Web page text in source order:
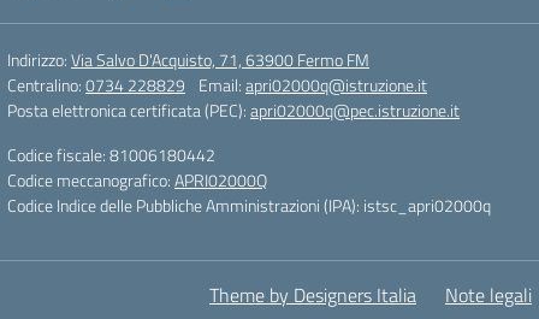
Indirizzo:Via Salvo D'Acquisto, 71, 63900 Fermo FM
Centralino:0734 228829 Email:apri02000q@istruzione.it
Posta elettronica certificata (PEC):apri02000q@pec.istruzione.it
Codice fiscale: 81006180442
Codice meccanografico:APRI02000Q
Codice Indice delle Pubbliche Amministrazioni (IPA): istsc_apri02000q
Theme by Designers Italia Note legali